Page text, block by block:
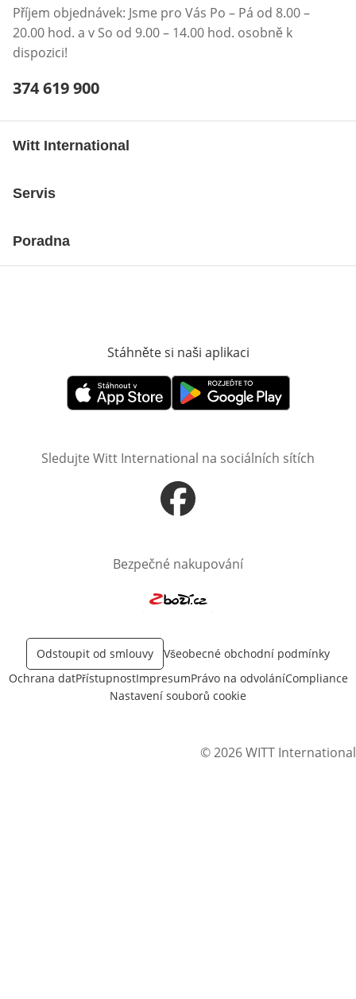
Příjem objednávek: Jsme pro Vás Po – Pá od 8.00 –
20.00 hod. a v So od 9.00 – 14.00 hod. osobně k
dispozici!
Telefonní číslo:
374 619 900
Witt International
Servis
Poradna
Stáhněte si naši aplikaci
Otevře v novém okněOtevře v novém okně
Sledujte Witt International na sociálních sítích
Otevře v novém okně
Bezpečné nakupování
Odstoupit od smlouvy
Všeobecné obchodní podmínky
Ochrana datPřístupnostImpresumPrávo na odvoláníCompliance
Nastavení souborů cookie
© 2026 WITT International